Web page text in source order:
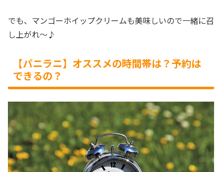
でも、マンゴーホイップクリームも美味しいので一緒に召
し上がれ～♪
【パニラニ】オススメの時間帯は？予約は
できるの？